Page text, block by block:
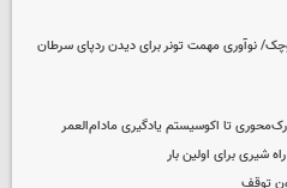
نوآوری مهمت تونر برای دیدن ردپای سرطان
شیری برای اولین بار
توقف